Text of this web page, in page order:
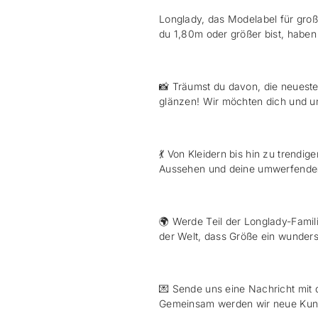
Longlady, das Modelabel für
du 1,80m oder größer bist,
📸 Träumst du davon, die
glänzen! Wir möchten dich und
💃 Von Kleidern bis hin zu
Aussehen und deine
🌍 Werde Teil der Longlady-
der Welt, dass Größe ein
💌 Sende uns eine Nachricht
Gemeinsam werden wir neue